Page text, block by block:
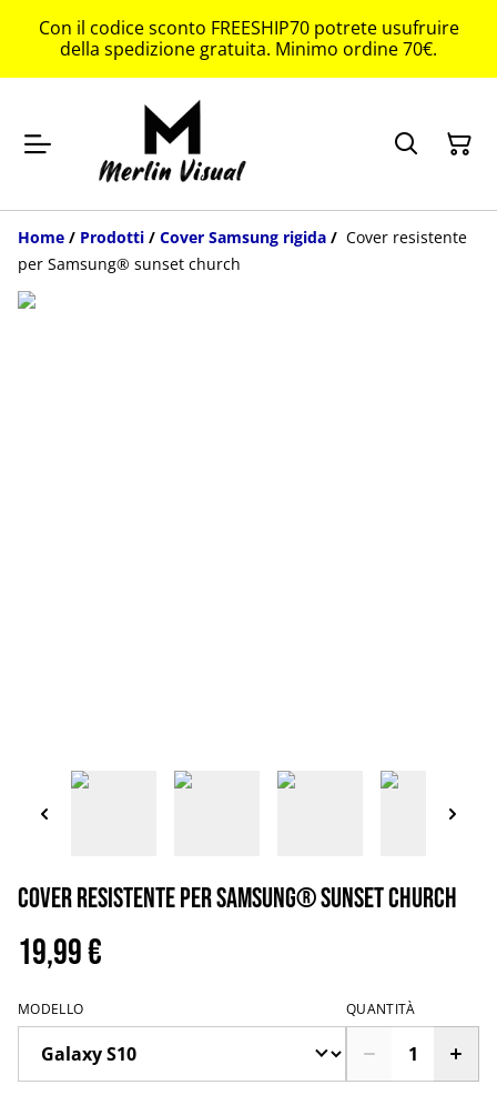
Con il codice sconto FREESHIP70 potrete usufruire
della spedizione gratuita. Minimo ordine 70€.
Home / Prodotti / Cover Samsung rigida / Cover resistente
per Samsung® sunset church
Cover resistente per Samsung® sunset church
19,99 €
MODELLO QUANTITÀ